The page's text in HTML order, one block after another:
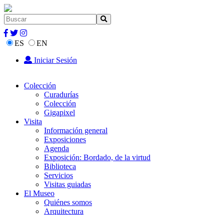
ES
EN
Iniciar Sesión
Colección
Curadurías
Colección
Gigapixel
Visita
Información general
Exposiciones
Agenda
Exposición: Bordado, de la virtud
Biblioteca
Servicios
Visitas guiadas
El Museo
Quiénes somos
Arquitectura